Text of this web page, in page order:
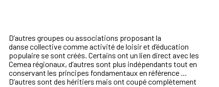
D’autres groupes ou associations proposant la
dansecollective comme activité de loisir et d’éducation
populaire se sont créés. Certains ont un lien direct avec les
Cemea régionaux, d’autres sont plus indépendants tout en
conservant les principes fondamentaux en référence ...
D’autres sont des héritiers mais ont coupé complètement